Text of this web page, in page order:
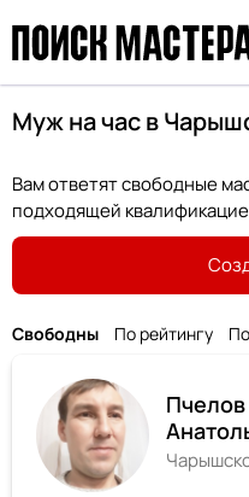
Муж на час в
Вам ответят свободные
подходящей
Свободны По рейтингу